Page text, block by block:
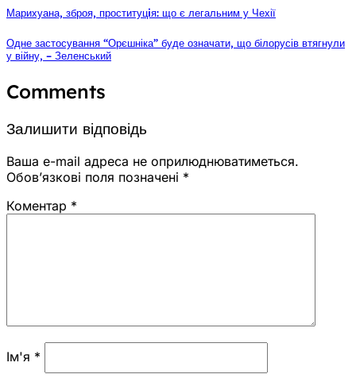
Марихуана, зброя, проституцiя: що є легальним у Чехії
Одне застосування “Орєшніка” буде означати, що білорусів втягнули
у війну, – Зеленський
Comments
Залишити відповідь
Ваша e-mail адреса не оприлюднюватиметься.
Обов’язкові поля позначені *
Коментар *
Ім'я *